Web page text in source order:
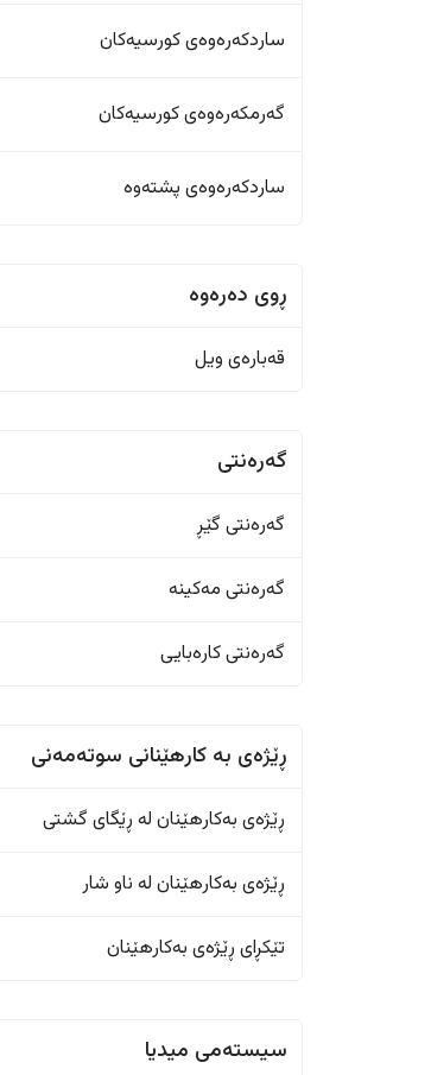
ساردکەرەوەی کورسیەکان
گەرمکەرەوەی کورسیەکان
ساردکەرەوەی پشتەوە
ڕوی دەرەوە
قەبارەی ویل
گەرەنتی
گەرەنتی گێڕ
گەرەنتی مەکینە
گەرەنتی کارەبایی
ڕێژەى به کارهێنانی سوتەمەنی
ڕێژەى بەکارهێنان له ڕێگای گشتی
ڕێژەى بەکارهێنان له ناو شار
تێکڕای ڕێژەى بەکارهێنان
سیستەمی میدیا